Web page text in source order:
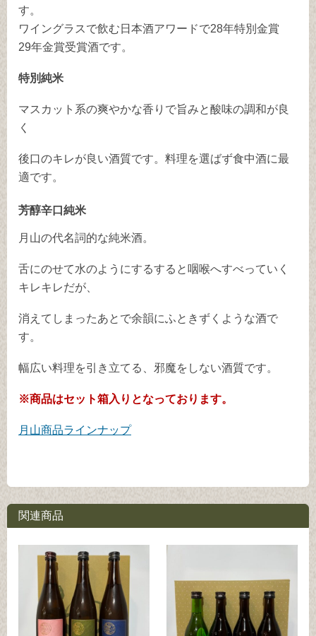
す。
ワイングラスで飲む日本酒アワードで28年特別金賞
29年金賞受賞酒です。
特別純米
マスカット系の爽やかな香りで旨みと酸味の調和が良
く
後口のキレが良い酒質です。料理を選ばず食中酒に最
適です。
芳醇辛口純米
月山の代名詞的な純米酒。
舌にのせて水のようにするすると咽喉へすべっていく
キレキレだが、
消えてしまったあとで余韻にふときずくような酒で
す。
幅広い料理を引き立てる、邪魔をしない酒質です。
※商品はセット箱入りとなっております。
月山商品ラインナップ
関連商品